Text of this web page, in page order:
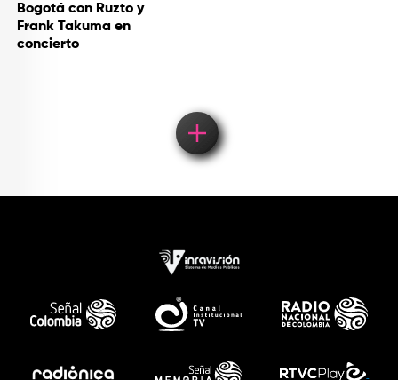
Bogotá con Ruzto y
Frank Takuma en
concierto